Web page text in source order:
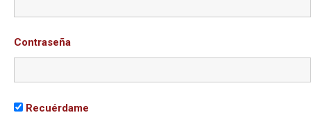
Contraseña
Recuérdame